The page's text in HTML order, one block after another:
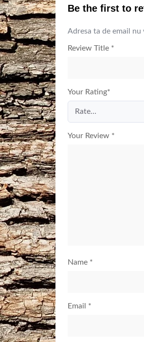
Be the first to
Adresa ta de email nu
Review Title *
Your Rating*
Your Review *
Name *
Email *